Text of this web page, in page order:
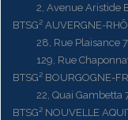
2, Avenue Aristide
BTSG² AUVERGNE-
28, Rue Plaisance
129, Rue
BTSG² BOURGOGNE-
22, Quai Gambetta
BTSG² NOUVELLE